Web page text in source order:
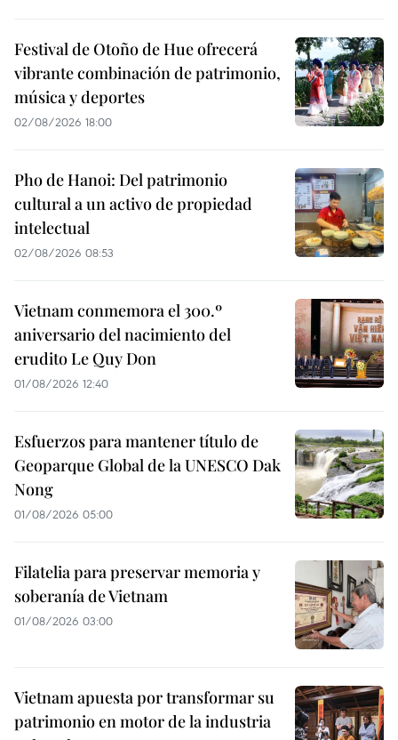
Festival de Otoño de Hue ofrecerá
vibrante combinación de patrimonio,
música y deportes
02/08/2026 18:00
Pho de Hanoi: Del patrimonio
cultural a un activo de propiedad
intelectual
02/08/2026 08:53
Vietnam conmemora el 300.º
aniversario del nacimiento del
erudito Le Quy Don
01/08/2026 12:40
Esfuerzos para mantener título de
Geoparque Global de la UNESCO Dak
Nong
01/08/2026 05:00
Filatelia para preservar memoria y
soberanía de Vietnam
01/08/2026 03:00
Vietnam apuesta por transformar su
patrimonio en motor de la industria